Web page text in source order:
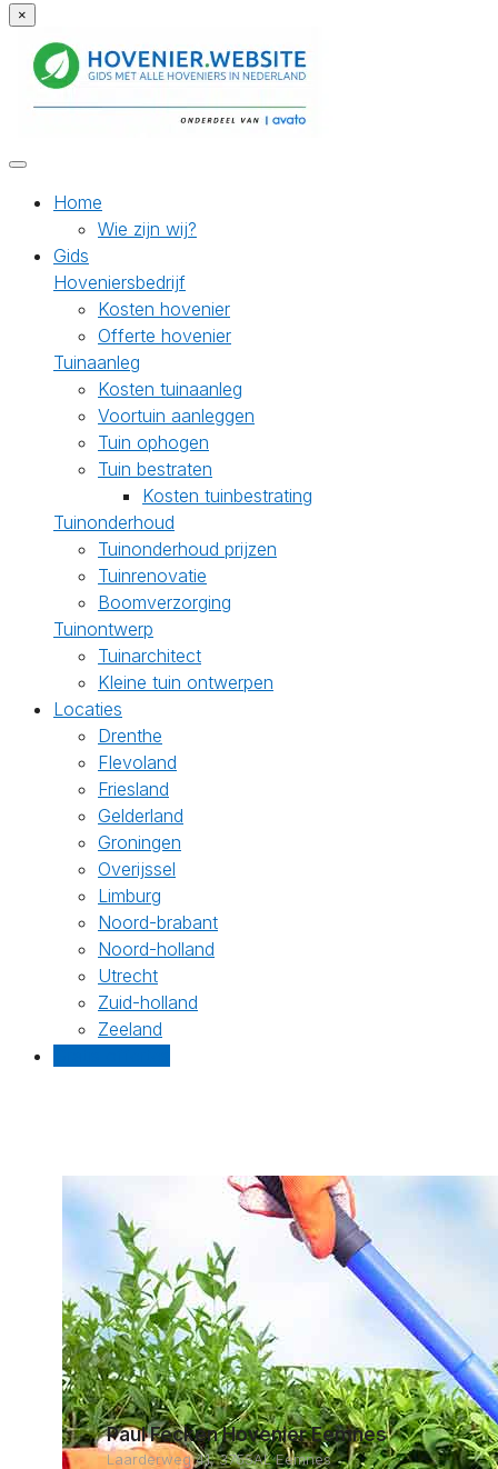
×
Home
Wie zijn wij?
Gids
Hoveniersbedrijf
Kosten hovenier
Offerte hovenier
Tuinaanleg
Kosten tuinaanleg
Voortuin aanleggen
Tuin ophogen
Tuin bestraten
Kosten tuinbestrating
Tuinonderhoud
Tuinonderhoud prijzen
Tuinrenovatie
Boomverzorging
Tuinontwerp
Tuinarchitect
Kleine tuin ontwerpen
Locaties
Drenthe
Flevoland
Friesland
Gelderland
Groningen
Overijssel
Limburg
Noord-brabant
Noord-holland
Utrecht
Zuid-holland
Zeeland
Paul Fecken Hovenier Eemnes
Laarderweg 41, 3755AL Eemnes